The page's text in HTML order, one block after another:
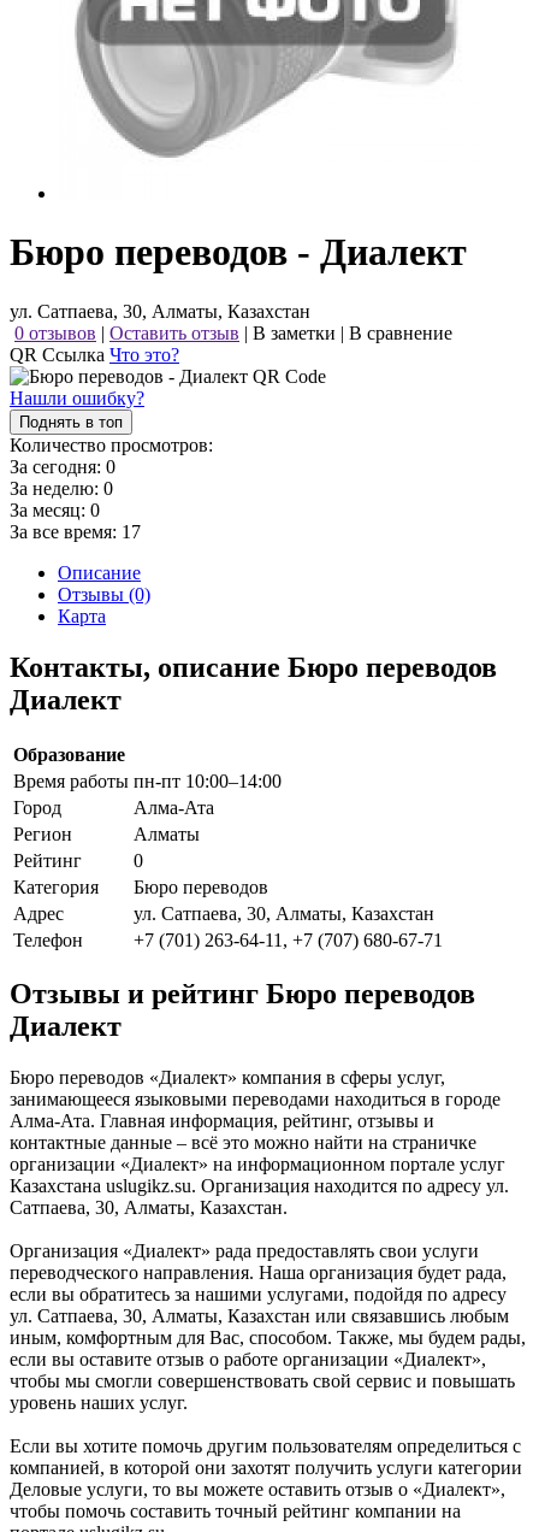
Бюро переводов - Диалект
ул. Сатпаева, 30, Алматы, Казахстан
0 отзывов | Оставить отзыв | В заметки | В сравнение
QR Ссылка Что это?
Нашли ошибку?
Поднять в топ
Количество просмотров:
За сегодня: 0
За неделю: 0
За месяц: 0
За все время: 17
Описание
Отзывы (0)
Карта
Контакты, описание Бюро переводов
Диалект
Образование
Время работы пн-пт 10:00–14:00
Город
Алма-Ата
Регион
Алматы
Рейтинг
0
Категория
Бюро переводов
Адрес
ул. Сатпаева, 30, Алматы, Казахстан
Телефон
+7 (701) 263-64-11, +7 (707) 680-67-71
Отзывы и рейтинг Бюро переводов
Диалект
Бюро переводов «Диалект» компания в сферы услуг,
занимающееся языковыми переводами находиться в городе
Алма-Ата. Главная информация, рейтинг, отзывы и
контактные данные – всё это можно найти на страничке
организации «Диалект» на информационном портале услуг
Казахстана uslugikz.su. Организация находится по адресу ул.
Сатпаева, 30, Алматы, Казахстан.
Организация «Диалект» рада предоставлять свои услуги
переводческого направления. Наша организация будет рада,
если вы обратитесь за нашими услугами, подойдя по адресу
ул. Сатпаева, 30, Алматы, Казахстан или связавшись любым
иным, комфортным для Вас, способом. Также, мы будем рады,
если вы оставите отзыв о работе организации «Диалект»,
чтобы мы смогли совершенствовать свой сервис и повышать
уровень наших услуг.
Если вы хотите помочь другим пользователям определиться с
компанией, в которой они захотят получить услуги категории
Деловые услуги, то вы можете оставить отзыв о «Диалект»,
чтобы помочь составить точный рейтинг компании на